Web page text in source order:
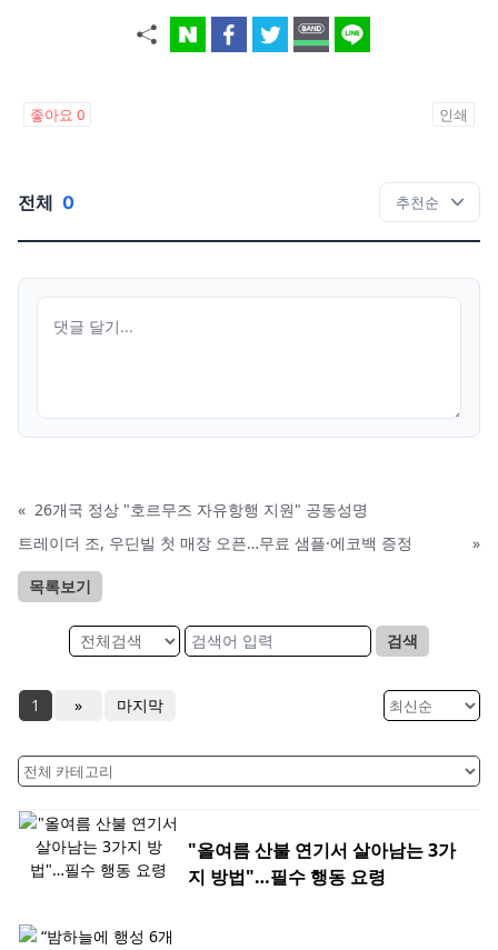
좋아요 0 인쇄
전체 0
« 26개국 정상 "호르무즈 자유항행 지원" 공동성명
트레이더 조, 우딘빌 첫 매장 오픈…무료 샘플·에코백 증정
»
목록보기
검색
1 » 마지막
"올여름 산불 연기서 살아남는 3가
지 방법"…필수 행동 요령